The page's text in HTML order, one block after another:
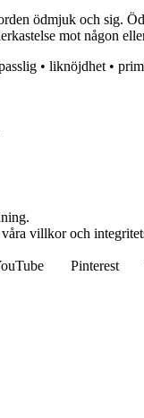
ödmjuk och sig.
mot någon
• liknöjdhet •
villkor och
Pinterest